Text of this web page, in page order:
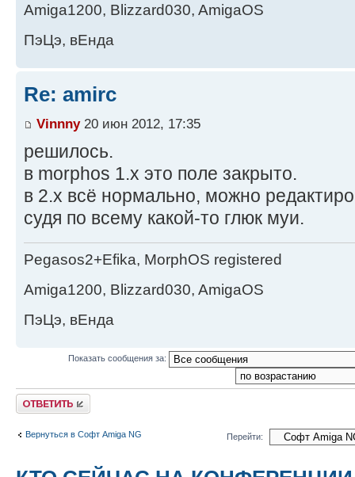
Amiga1200, Blizzard030, AmigaOS
ПэЦэ, вЕнда
Re: amirc
Vinnny20 июн 2012, 17:35
решилось.
в morphos 1.x это поле закрыто.
в 2.x всё нормально, можно
судя по всему какой-то глюк муи.
Pegasos2+Efika, MorphOS registered
Amiga1200, Blizzard030, AmigaOS
ПэЦэ, вЕнда
Показать сообщения за:
Ответить
Вернуться в Софт Amiga NG Перейти: